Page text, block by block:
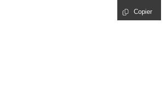
Copier